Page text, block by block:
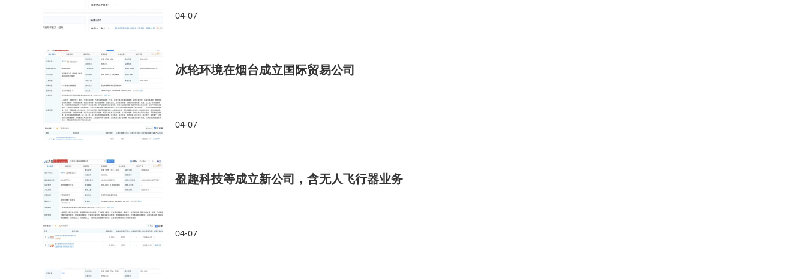
04-07
冰轮环境在烟台成立国际贸易公司
04-07
盈趣科技等成立新公司，含无人飞行器业务
04-07